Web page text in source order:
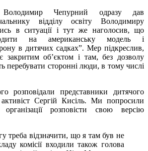
Чепурний одразу дав
відділу освіту Володимиру
в ситуації і тут же наголосив, що
на американську модель і
в дитячих садках”. Мер підкреслив,
об’єктом і там, без дозволу
перебувати сторонні люди, в тому числі
розповідали представники дитячого
Сергій Кисіль. Ми попросили
організації розповісти свою версію
треба відзначити, що я там був не
комісії входили також голова